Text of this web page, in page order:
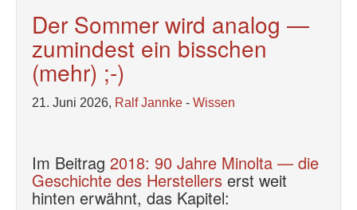
Der Sommer wird analog —
zumindest ein bisschen
(mehr) ;-)
21. Juni 2026, Ralf Jannke - Wissen
Im Beitrag 2018: 90 Jahre Minolta — die
Geschichte des Herstellers erst weit
hinten erwähnt, das Kapitel: